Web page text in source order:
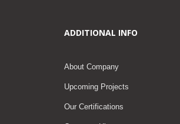
ADDITIONAL INFO
About Company
Upcoming Projects
Our Certifications